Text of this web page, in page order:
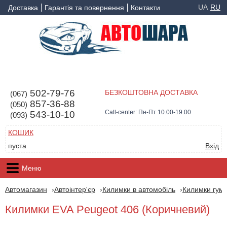
Доставка Гарантія та повернення Контакти UA RU
(067) 502-79-76
(050) 857-36-88
(093) 543-10-10
БЕЗКОШТОВНА ДОСТАВКА
Call-center: Пн-Пт 10.00-19.00
КОШИК
пуста
Вхід
Меню
Автомагазин Автоінтер'єр Килимки в автомобіль Килимки
Килимки EVA Peugeot 406 (Коричневий)